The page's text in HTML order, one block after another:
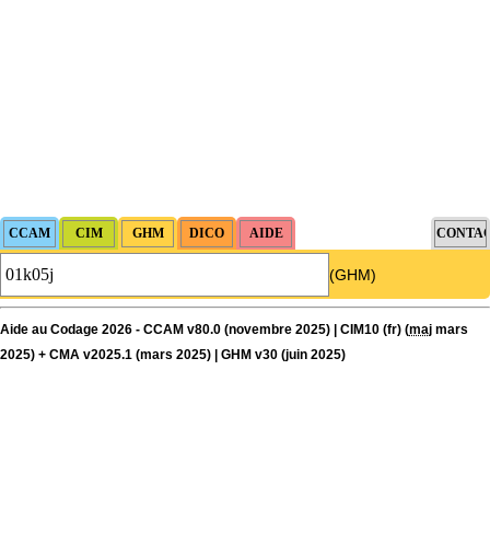
(GHM)
Aide au Codage 2026 - CCAM v80.0 (novembre 2025) | CIM10 (fr) (maj mars
2025) + CMA v2025.1 (mars 2025) | GHM v30 (juin 2025)